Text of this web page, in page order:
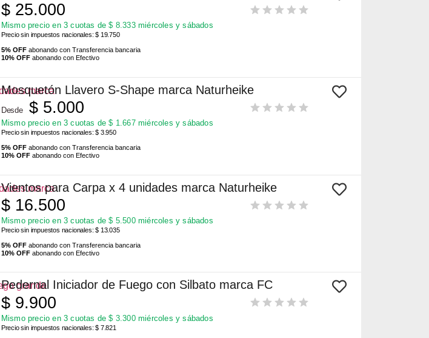
$25.000
Mismo precio en 3 cuotas de$ 8.333miércoles y sábados
Precio sin impuestos nacionales: $ 19.750
5% OFFabonando con Transferencia bancaria
10% OFFabonando con Efectivo
Mosquetón Llavero S-Shape marca Naturheike
Desde $5.000
Mismo precio en 3 cuotas de$ 1.667miércoles y sábados
Precio sin impuestos nacionales: $ 3.950
5% OFFabonando con Transferencia bancaria
10% OFFabonando con Efectivo
Vientos para Carpa x 4 unidades marca Naturheike
$16.500
Mismo precio en 3 cuotas de$ 5.500miércoles y sábados
Precio sin impuestos nacionales: $ 13.035
5% OFFabonando con Transferencia bancaria
10% OFFabonando con Efectivo
Pedernal Iniciador de Fuego con Silbato marca FC
$9.900
Mismo precio en 3 cuotas de$ 3.300miércoles y sábados
Precio sin impuestos nacionales: $ 7.821